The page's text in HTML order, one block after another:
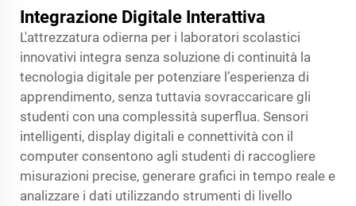
Integrazione Digitale Interattiva
L'attrezzatura odierna per i laboratori scolastici
innovativi integra senza soluzione di continuità la
tecnologia digitale per potenziare l’esperienza di
apprendimento, senza tuttavia sovraccaricare gli
studenti con una complessità superflua. Sensori
intelligenti, display digitali e connettività con il
computer consentono agli studenti di raccogliere
misurazioni precise, generare grafici in tempo reale e
analizzare i dati utilizzando strumenti di livello